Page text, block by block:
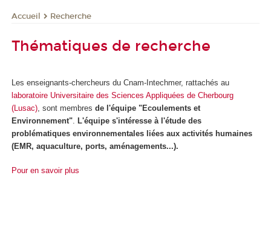
Accueil Recherche
Thématiques de recherche
Les enseignants-chercheurs du Cnam-Intechmer, rattachés au
laboratoire Universitaire des Sciences Appliquées de Cherbourg
(Lusac) , sont membres de l'équipe "Ecoulements et
Environnement" L'équipe s'intéresse à l'étude des
problématiques environnementales liées aux activités humaines
(EMR, aquaculture, ports, aménagements...).
Pour en savoir plus